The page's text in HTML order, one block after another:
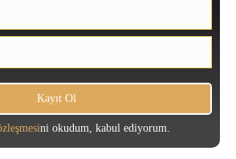
ni okudum, kabul ediyorum.